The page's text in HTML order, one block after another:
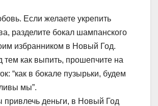
Если желаете укрепить
разделите бокал шампанского
избранником в Новый Год.
тем как выпить, прошепчите на
“как в бокале пузырьки, будем
мы”.
привлечь деньги, в Новый Год